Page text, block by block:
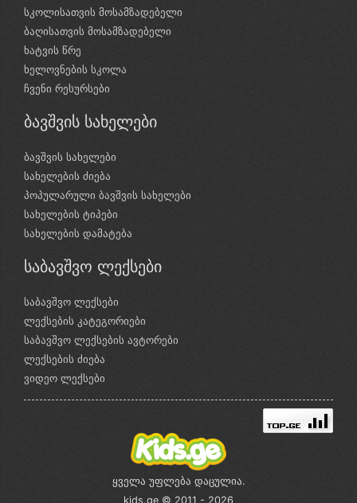
სკოლისათვის მოსამზადებელი
ბაღისათვის მოსამზადებელი
ხატვის წრე
ხელოვნების სკოლა
ჩვენი რესურსები
ბავშვის სახელები
ბავშვის სახელები
სახელების ძიება
პოპულარული ბავშვის სახელები
სახელების ტიპები
სახელების დამატება
საბავშვო ლექსები
საბავშვო ლექსები
ლექსების კატეგორიები
საბავშვო ლექსების ავტორები
ლექსების ძიება
ვიდეო ლექსები
ყველა უფლება დაცულია.
kids.ge © 2011 - 2026